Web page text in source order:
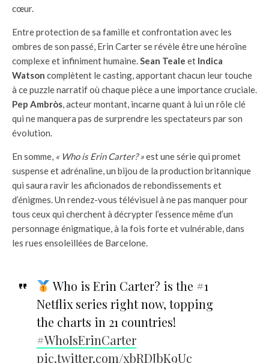
cœur.
Entre protection de sa famille et confrontation avec les
ombres de son passé, Erin Carter se révèle être une héroïne
complexe et infiniment humaine.Sean Teale et Indica
Watson complètent le casting, apportant chacun leur touche
à ce puzzle narratif où chaque pièce a une importance cruciale.
Pep Ambròs, acteur montant, incarne quant à lui un rôle clé
qui ne manquera pas de surprendre les spectateurs par son
évolution.
En somme, « Who is Erin Carter? »est une série qui promet
suspense et adrénaline, un bijou de la production britannique
qui saura ravir les aficionados de rebondissements et
d’énigmes. Un rendez-vous télévisuel à ne pas manquer pour
tous ceux qui cherchent à décrypter l’essence même d’un
personnage énigmatique, à la fois forte et vulnérable, dans
les rues ensoleillées de Barcelone.
Who is Erin Carter? is the #1
Netflix series right now, topping
the charts in 21 countries!
#WhoIsErinCarter
pic.twitter.com/xbRDJbK9Uc